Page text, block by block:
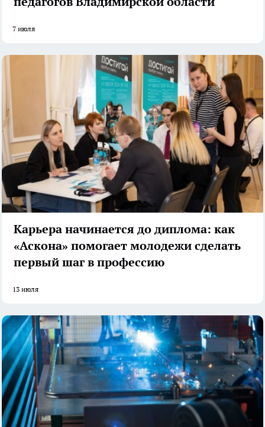
7 июля
Карьера начинается до диплома: как
«Аскона» помогает молодежи сделать
первый шаг в профессию
13 июля